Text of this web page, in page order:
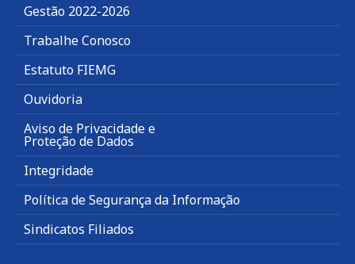
Gestão 2022-2026
Trabalhe Conosco
Estatuto FIEMG
Ouvidoria
Aviso de Privacidade e
Proteção de Dados
Integridade
Política de Segurança da Informação
Sindicatos Filiados